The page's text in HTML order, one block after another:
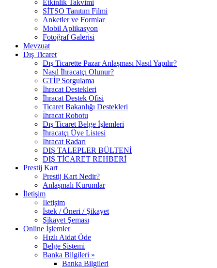
Etkinlik Takvimi
SİTSO Tanıtım Filmi
Anketler ve Formlar
Mobil Aplikasyon
Fotoğraf Galerisi
Mevzuat
Dış Ticaret
Dış Ticarette Pazar Anlaşması Nasıl Yapılır?
Nasıl İhracatçı Olunur?
GTİP Sorgulama
İhracat Destekleri
İhracat Destek Ofisi
Ticaret Bakanlığı Destekleri
İhracat Robotu
Dış Ticaret Belge İşlemleri
İhracatçı Üye Listesi
İhracat Radarı
DIŞ TALEPLER BÜLTENİ
DIŞ TİCARET REHBERİ
Prestij Kart
Prestij Kart Nedir?
Anlaşmalı Kurumlar
İletişim
İletişim
İstek / Öneri / Şikayet
Şikayet Şeması
Online İşlemler
Hızlı Aidat Öde
Belge Sistemi
Banka Bilgileri »
Banka Bilgileri